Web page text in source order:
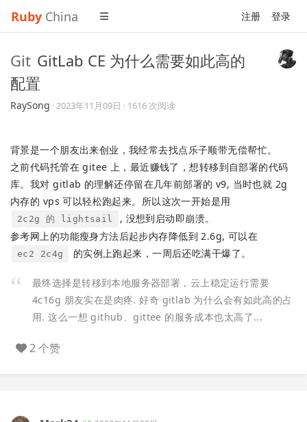
Ruby China 注册 登录
Git GitLab CE 为什么需要如此高的
配置
RaySong ·2023年11月09日 · 1616 次阅读
背景是一个朋友出来创业，我经常去找点乐子顺带无偿帮忙。
之前代码托管在 gitee 上，最近赚钱了，想转移到自部署的代码
库。我对 gitlab 的理解还停留在几年前部署的 v9, 当时也就 2g
内存的 vps 可以轻松跑起来。所以这次一开始是用
2c2g 的 lightsail
, 没想到启动即崩溃。
参考网上的功能瘦身方法后起步内存降低到 2.6g, 可以在
ec2 2c4g 的实例上跑起来，一周后还吃满干爆了。
最终选择是转移到本地服务器部署，云上稳定运行需要
4c16g 朋友实在是肉疼. 好奇 gitlab 为什么会有如此高的占
用. 这么一想 github、gittee 的服务成本也太高了...
2 个赞